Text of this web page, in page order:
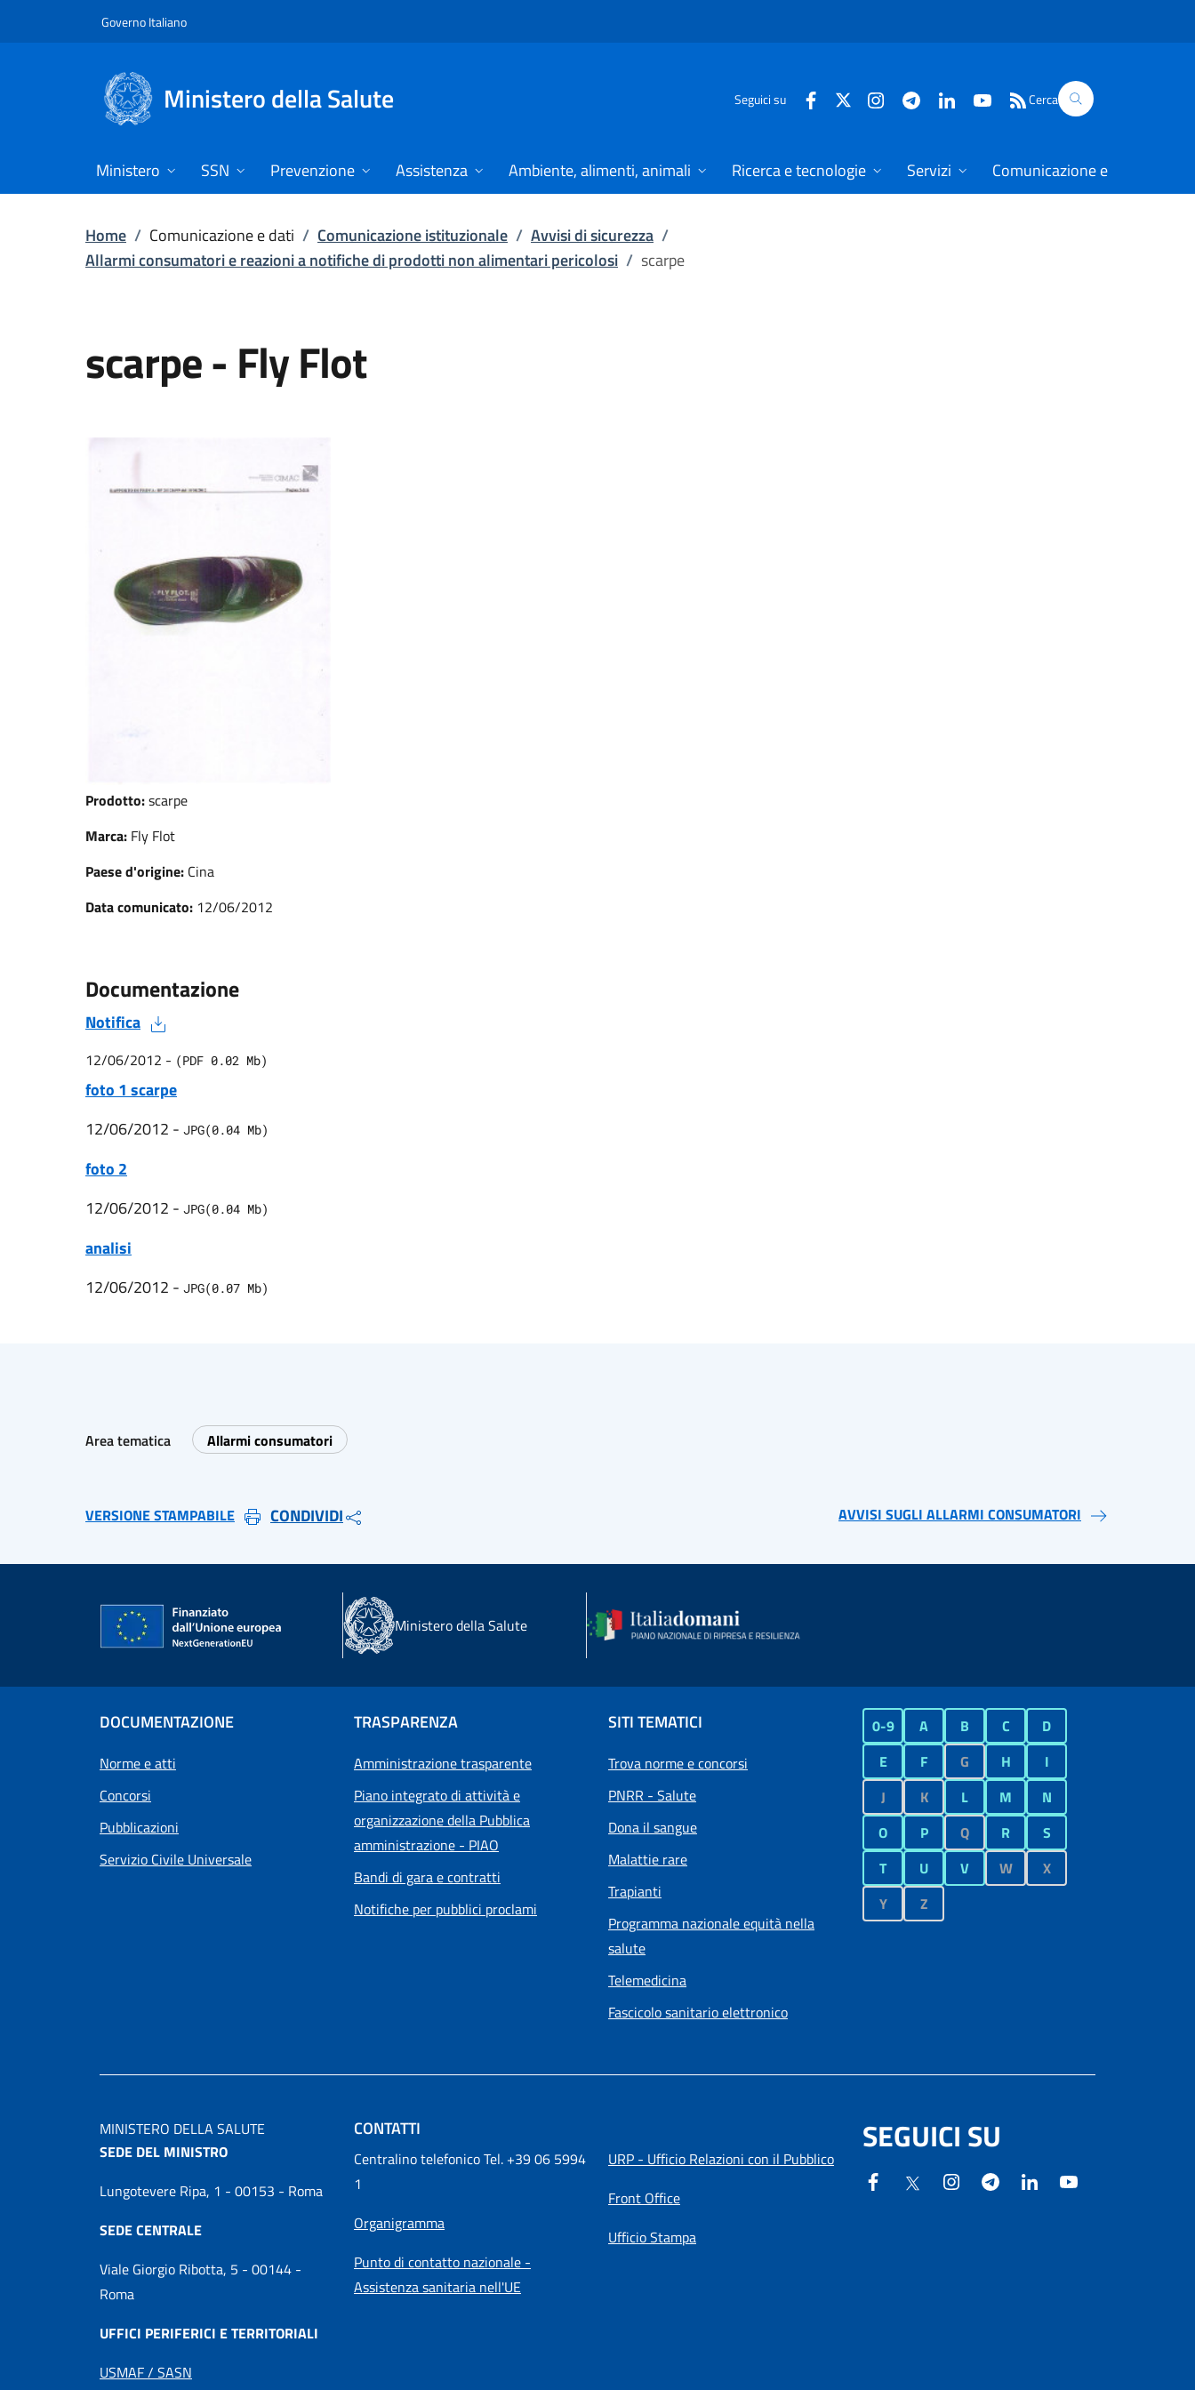
Governo Italiano
Ministero della Salute Seguici su Cerca
Ministero SSN Prevenzione Assistenza Ambiente, alimenti, animali Ricerca e tecnologie Servizi Comunicazione e dati
Home / Comunicazione e dati / Comunicazione istituzionale / Avvisi di sicurezza /
Allarmi consumatori e reazioni a notifiche di prodotti non alimentari pericolosi / scarpe
scarpe- Fly Flot
Prodotto:scarpe
Marca: Fly Flot
Paese d'origine: Cina
Data comunicato: 12/06/2012
Documentazione
Notifica
12/06/2012 - (PDF 0.02 Mb)
foto 1 scarpe
12/06/2012 - JPG(0.04 Mb)
foto 2
12/06/2012 - JPG(0.04 Mb)
analisi
12/06/2012 - JPG(0.07 Mb)
Area tematica Allarmi consumatori
VERSIONE STAMPABILE CONDIVIDI AVVISI SUGLI ALLARMI CONSUMATORI
Ministero della Salute
DOCUMENTAZIONE
Norme e atti
Concorsi
Pubblicazioni
Servizio Civile Universale
TRASPARENZA
Amministrazione trasparente
Piano integrato di attività e
organizzazione della Pubblica
amministrazione - PIAO
Bandi di gara e contratti
Notifiche per pubblici proclami
SITI TEMATICI
Trova norme e concorsi
PNRR - Salute
Dona il sangue
Malattie rare
Trapianti
Programma nazionale equità nella
salute
Telemedicina
Fascicolo sanitario elettronico
0-9 A B C
D
E
F G H
I
J
K L M
N
O
P Q R
S
T
U V W
X
Y
Z
MINISTERO DELLA SALUTE
SEDE DEL MINISTRO
Lungotevere Ripa, 1 - 00153 - Roma
SEDE CENTRALE
Viale Giorgio Ribotta, 5 - 00144 -
Roma
UFFICI PERIFERICI E TERRITORIALI
USMAF / SASN
CONTATTI
Centralino telefonico Tel. +39 06 5994
1
Organigramma
Punto di contatto nazionale -
Assistenza sanitaria nell'UE
URP - Ufficio Relazioni con il Pubblico
Front Office
Ufficio Stampa
SEGUICI SU